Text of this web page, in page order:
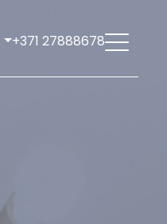
+371 27888678